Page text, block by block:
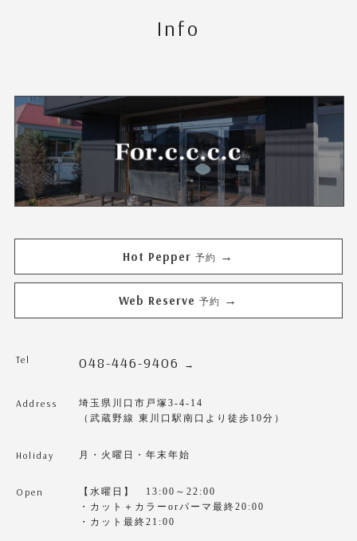
Info
Hot Pepper 予約 →
Web Reserve 予約 →
Tel 048-446-9406 →
Address
埼玉県川口市戸塚3-4-14
（武蔵野線 東川口駅南口より徒歩10分）
Holiday 月・火曜日・年末年始
Open
【水曜日】 13:00～22:00
・カット＋カラーorパーマ最終20:00
・カット最終21:00